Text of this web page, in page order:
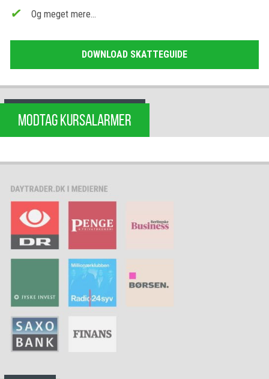
Og meget mere…
DOWNLOAD SKATTEGUIDE
MODTAG KURSALARMER